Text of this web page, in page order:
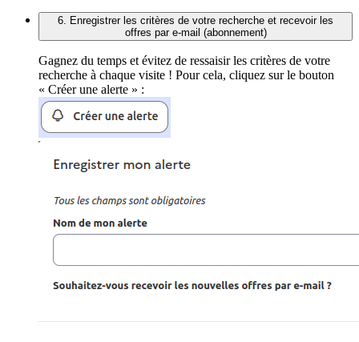
6. Enregistrer les critères de votre recherche et recevoir les
offres par e-mail (abonnement)
Gagnez du temps et évitez de ressaisir les critères de votre
recherche à chaque visite ! Pour cela, cliquez sur le bouton
« Créer une alerte » :